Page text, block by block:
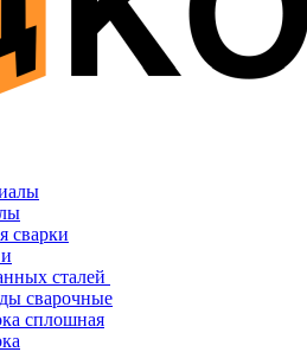
сварки
сталей
сварочные
сплошная